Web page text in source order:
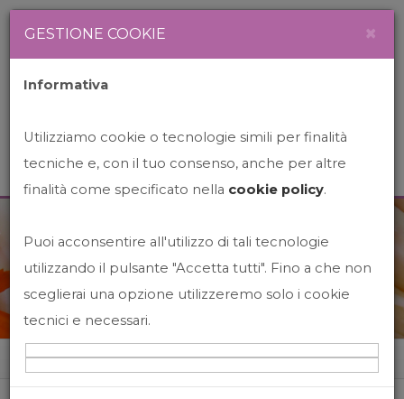
News&Events
Home News&events
GESTIONE COOKIE ×
Informativa
Utilizziamo cookie o tecnologie simili per finalità
tecniche e, con il tuo consenso, anche per altre
finalità come specificato nella cookie policy.
Puoi acconsentire all'utilizzo di tali tecnologie
utilizzando il pulsante "Accetta tutti". Fino a che non
sceglierai una opzione utilizzeremo solo i cookie
tecnici e necessari.